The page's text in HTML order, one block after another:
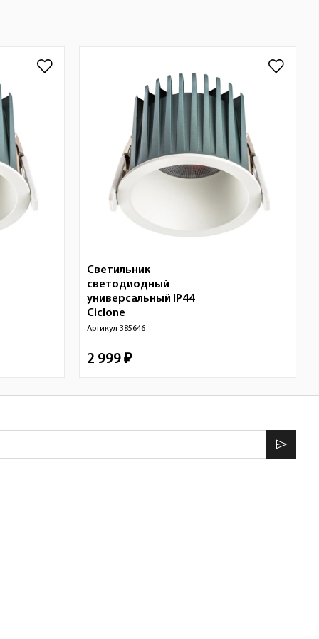
Светильник
светодиодный
универсальный IP44
Ciclone
Артикул 385646
2 999 ₽
send